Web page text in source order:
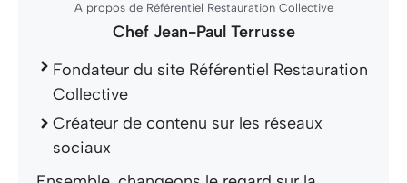
A propos de Référentiel Restauration Collective
Chef Jean-Paul Terrusse
Fondateur du site Référentiel Restauration
Collective
Créateur de contenu sur les réseaux
sociaux